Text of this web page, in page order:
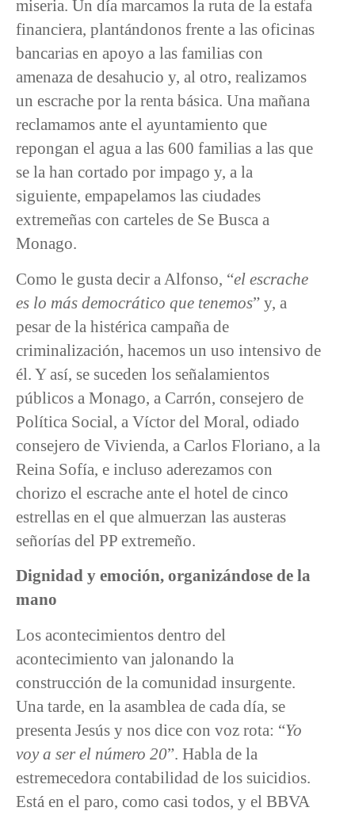
miseria. Un día marcamos la ruta de la estafa
financiera, plantándonos frente a las oficinas
bancarias en apoyo a las familias con
amenaza de desahucio y, al otro, realizamos
un escrache por la renta básica. Una mañana
reclamamos ante el ayuntamiento que
repongan el agua a las 600 familias a las que
se la han cortado por impago y, a la
siguiente, empapelamos las ciudades
extremeñas con carteles de Se Busca a
Monago.
Como le gusta decir a Alfonso, “el escrache
es lo más democrático que tenemos” y, a
pesar de la histérica campaña de
criminalización, hacemos un uso intensivo de
él. Y así, se suceden los señalamientos
públicos a Monago, a Carrón, consejero de
Política Social, a Víctor del Moral, odiado
consejero de Vivienda, a Carlos Floriano, a la
Reina Sofía, e incluso aderezamos con
chorizo el escrache ante el hotel de cinco
estrellas en el que almuerzan las austeras
señorías del PP extremeño.
Dignidad y emoción, organizándose de la
mano
Los acontecimientos dentro del
acontecimiento van jalonando la
construcción de la comunidad insurgente.
Una tarde, en la asamblea de cada día, se
presenta Jesús y nos dice con voz rota: “Yo
voy a ser el número 20”. Habla de la
estremecedora contabilidad de los suicidios.
Está en el paro, como casi todos, y el BBVA